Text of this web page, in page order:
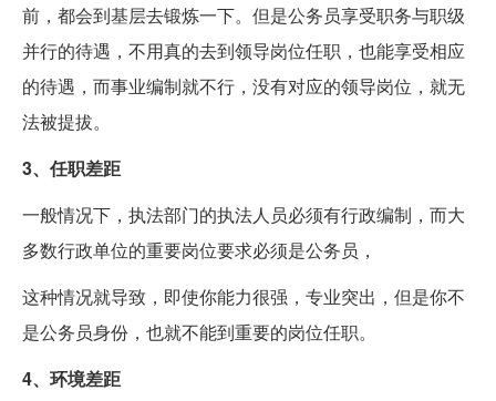
前，都会到基层去锻炼一下。但是公务员享受职务与职级
并行的待遇，不用真的去到领导岗位任职，也能享受相应
的待遇，而事业编制就不行，没有对应的领导岗位，就无
法被提拔。
3、任职差距
一般情况下，执法部门的执法人员必须有行政编制，而大
多数行政单位的重要岗位要求必须是公务员，
这种情况就导致，即使你能力很强，专业突出，但是你不
是公务员身份，也就不能到重要的岗位任职。
4、环境差距